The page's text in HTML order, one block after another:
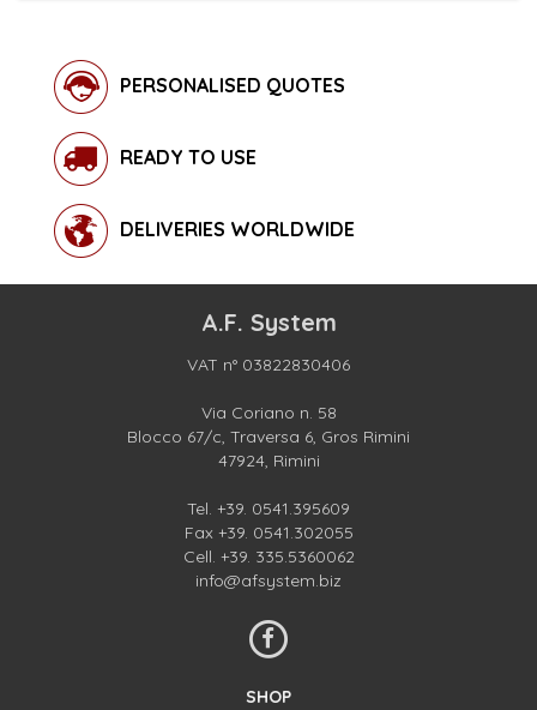
PERSONALISED QUOTES
READY TO USE
DELIVERIES WORLDWIDE
A.F. System
VAT n° 03822830406
Via Coriano n. 58
Blocco 67/c, Traversa 6, Gros Rimini
47924, Rimini
Tel. +39. 0541.395609
Fax +39. 0541.302055
Cell. +39. 335.5360062
info@afsystem.biz
SHOP